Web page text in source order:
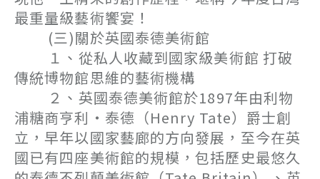
最重量級藝術饗宴！
(三)關於英國泰德美術館
１、從私人收藏到國家級美術館 打破
傳統博物館思維的藝術機構
２、英國泰德美術館於1897年由利物
浦糖商亨利・泰德（Henry Tate）爵士創
立，早年以國家藝廊的方向發展，至今在英
國已有四座美術館的規模，包括歷史最悠久